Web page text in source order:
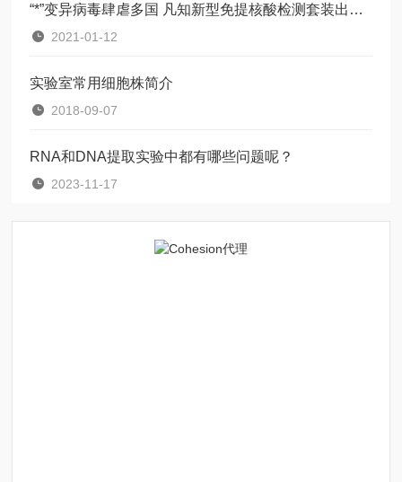
“*”变异病毒肆虐多国 凡知新型免提核酸检测套装出海迎击
2021-01-12
实验室常用细胞株简介
2018-09-07
RNA和DNA提取实验中都有哪些问题呢？
2023-11-17